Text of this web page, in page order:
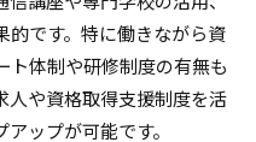
的です。特に働きながら資
ト体制や研修制度の有無も
人や資格取得支援制度を活
ップが可能です。